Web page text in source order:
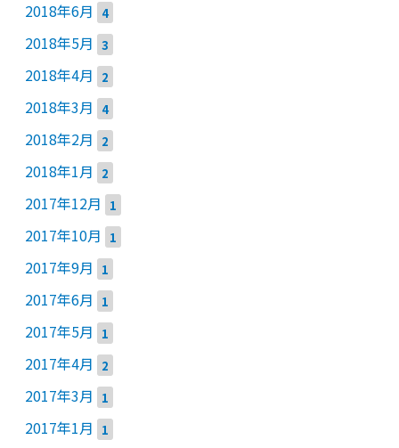
2018年6月 4
2018年5月 3
2018年4月 2
2018年3月 4
2018年2月 2
2018年1月 2
2017年12月 1
2017年10月 1
2017年9月 1
2017年6月 1
2017年5月 1
2017年4月 2
2017年3月 1
2017年1月 1